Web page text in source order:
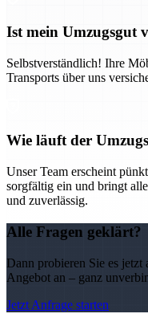
Ist mein Umzugsgut
Selbstverständlich! Ihre
Transports über uns
Wie läuft der
Unser Team erscheint
sorgfältig ein und bringt
und zuverlässig.
Alle Fragen geklärt?
Dann probieren Sie es
Angebot an – ganz
Jetzt Anfrage starten